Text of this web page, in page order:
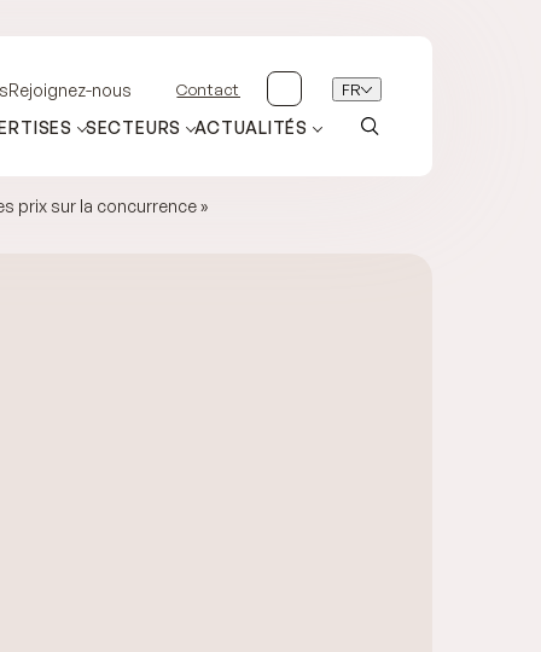
Rejoignez-nous Contact FR
SECTEURS ACTUALITÉS
prix sur la concurrence »